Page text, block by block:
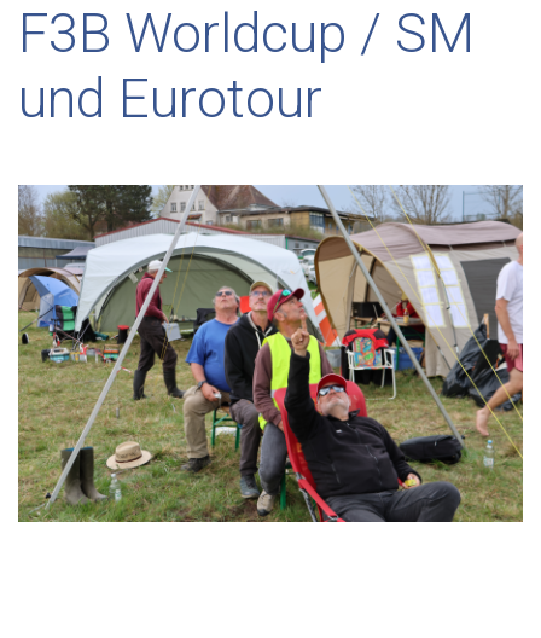
F3B Worldcup / SM
und Eurotour